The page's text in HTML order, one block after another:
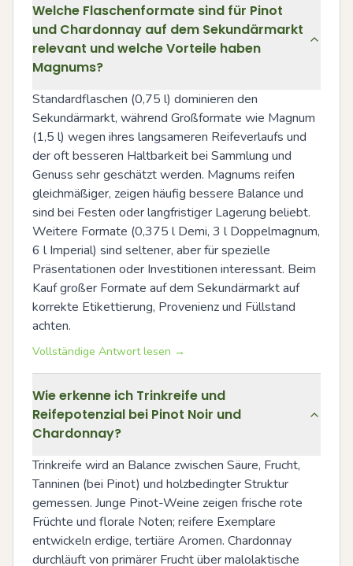
Welche Flaschenformate sind für Pinot
und Chardonnay auf dem Sekundärmarkt
relevant und welche Vorteile haben
Magnums?
Standardflaschen (0,75 l) dominieren den
Sekundärmarkt, während Großformate wie Magnum
(1,5 l) wegen ihres langsameren Reifeverlaufs und
der oft besseren Haltbarkeit bei Sammlung und
Genuss sehr geschätzt werden. Magnums reifen
gleichmäßiger, zeigen häufig bessere Balance und
sind bei Festen oder langfristiger Lagerung beliebt.
Weitere Formate (0,375 l Demi, 3 l Doppelmagnum,
6 l Imperial) sind seltener, aber für spezielle
Präsentationen oder Investitionen interessant. Beim
Kauf großer Formate auf dem Sekundärmarkt auf
korrekte Etikettierung, Provenienz und Füllstand
achten.
Vollständige Antwort lesen →
Wie erkenne ich Trinkreife und
Reifepotenzial bei Pinot Noir und
Chardonnay?
Trinkreife wird an Balance zwischen Säure, Frucht,
Tanninen (bei Pinot) und holzbedingter Struktur
gemessen. Junge Pinot-Weine zeigen frische rote
Früchte und florale Noten; reifere Exemplare
entwickeln erdige, tertiäre Aromen. Chardonnay
durchläuft von primärer Frucht über malolaktische